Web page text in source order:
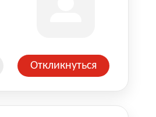
Откликнуться